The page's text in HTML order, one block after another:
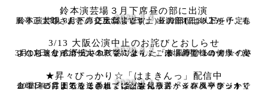
鈴本演芸場３月下席昼の部に出演
鈴本演芸場 3月下席に出演します。 昼の部12:30上がり、春風亭正太郎さんとの交互出演です。 出演日程は以下を予定しています。 正太郎 21日(土)・22日(日)・25
2020.3.3
3/13 大阪公演中止のお詫びとおしらせ
3月13日(金)に予定されておりました「春風亭ぴっかり☆のさよならトリイホールＳＰＥＣＩＡＬ」は、新型コロナウイルスの急速な感染拡大の影響により、ご来場の皆様の健康・安全
2020.3.2
★昇々ぴっかり☆「はまきんっ」配信中
2019年3月まで放送されていた文化放送「シバハマラジオ」金曜日の雰囲気をそのままに、春風亭昇々＆春風亭ぴっかり☆コンビによるミニ番組『はまきんっ』がインターネットで配信
2020.3.1